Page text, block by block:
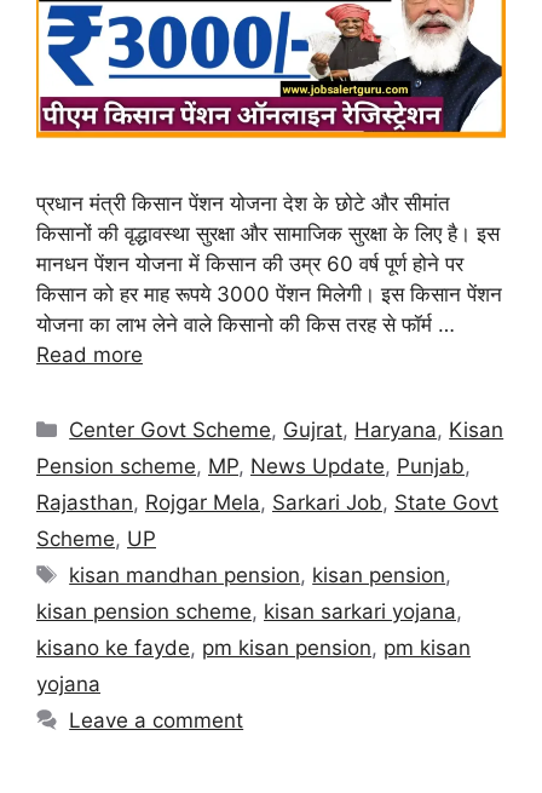
प्रधान मंत्री किसान पेंशन योजना देश के छोटे और सीमांत
किसानों की वृद्धावस्था सुरक्षा और सामाजिक सुरक्षा के लिए है। इस
मानधन पेंशन योजना में किसान की उम्र 60 वर्ष पूर्ण होने पर
किसान को हर माह रूपये 3000 पेंशन मिलेगी। इस किसान पेंशन
योजना का लाभ लेने वाले किसानो की किस तरह से फॉर्म …
Read more
Center Govt Scheme, Gujrat, Haryana, Kisan
Pension scheme, MP, News Update, Punjab,
Rajasthan, Rojgar Mela, Sarkari Job, State Govt
Scheme, UP
kisan mandhan pension, kisan pension,
kisan pension scheme, kisan sarkari yojana,
kisano ke fayde, pm kisan pension, pm kisan
yojana
Leave a comment